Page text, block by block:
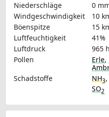
Niederschläge
0
Windgeschwindigkeit
10
Böenspitze
15
Luftfeuchtigkeit
41%
Luftdruck
965
Pollen
Erle,
Schadstoffe
NH3,
SO2